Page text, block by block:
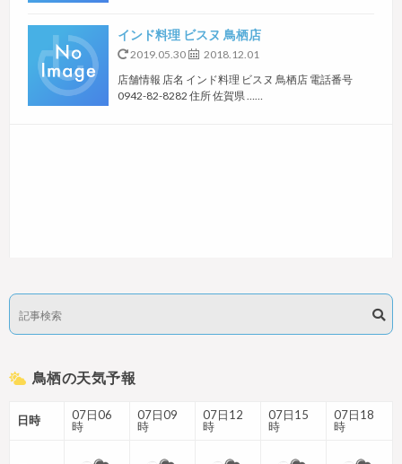
インド料理 ビスヌ 鳥栖店
2019.05.30
2018.12.01
店舗情報 店名 インド料理 ビスヌ 鳥栖店 電話番号
0942-82-8282 住所 佐賀県 ……
鳥栖の天気予報
日時
07日06
時
07日09
時
07日12
時
07日15
時
07日18
時